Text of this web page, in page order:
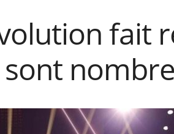
fait